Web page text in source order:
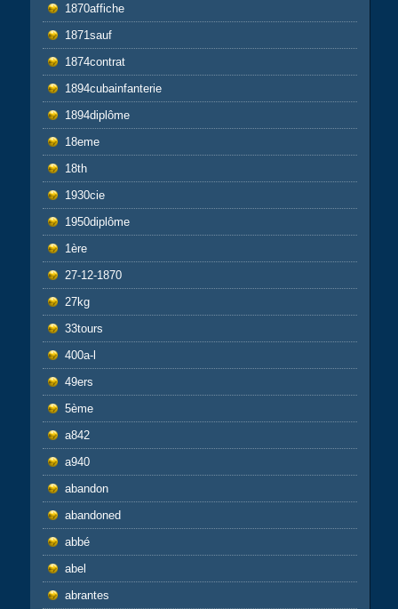
1870affiche
1871sauf
1874contrat
1894cubainfanterie
1894diplôme
18eme
18th
1930cie
1950diplôme
1ère
27-12-1870
27kg
33tours
400a-l
49ers
5ème
a842
a940
abandon
abandoned
abbé
abel
abrantes